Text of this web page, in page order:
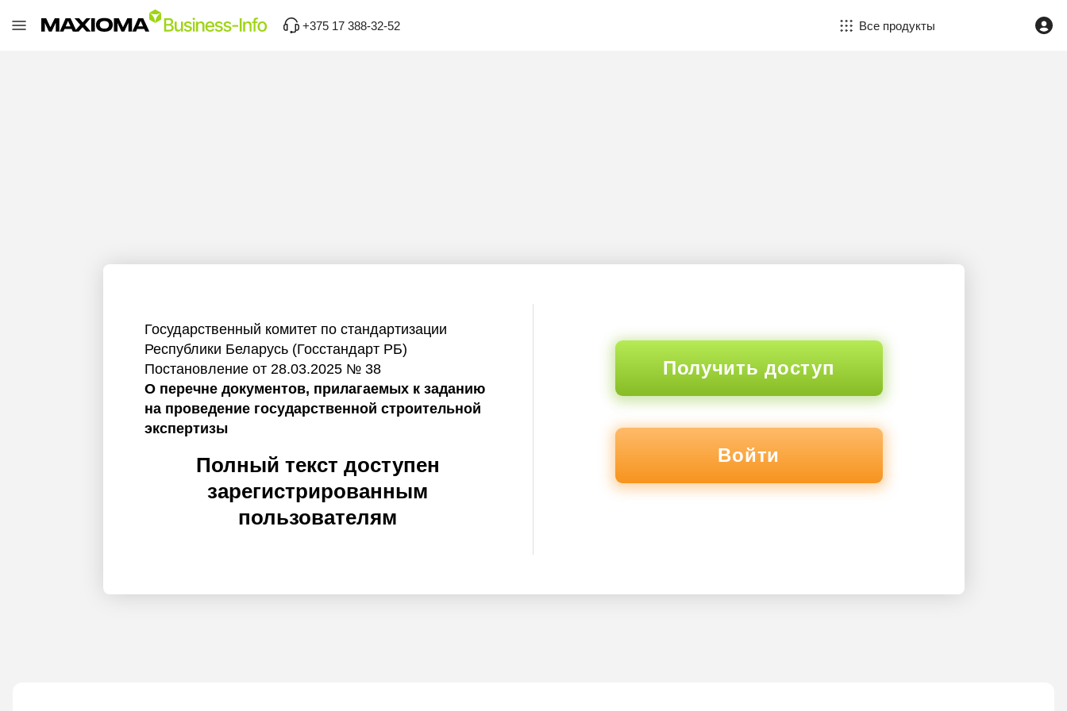
+375 17 388-32-52 Все продукты
Государственный комитет по стандартизации
Республики Беларусь (Госстандарт РБ)
Постановление от 28.03.2025 № 38
О перечне документов, прилагаемых к заданию
на проведение государственной строительной
экспертизы
Полный текст доступен
зарегистрированным
пользователям
Получить доступ
Войти